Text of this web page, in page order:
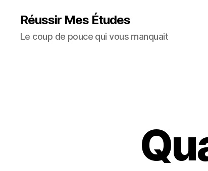
Réussir Mes Études
Le coup de pouce qui vous manquait